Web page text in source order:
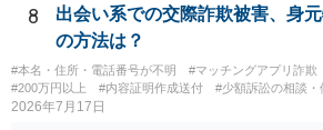
ば、最寄りの警察署に相談をしても良いかも
考になれば幸いです。
8
出会い系での交際詐欺被害、身
の方法は？
#本名・住所・電話番号が不明 #マッチングアプリ詐欺
#200万円以上
#内容証明作成送付 #少額訴訟の相談・
2026年7月17日